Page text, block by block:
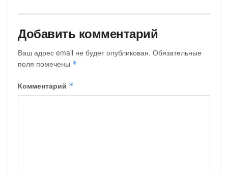
Добавить комментарий
Ваш адрес email не будет опубликован. Обязательные
поля помечены *
Комментарий *